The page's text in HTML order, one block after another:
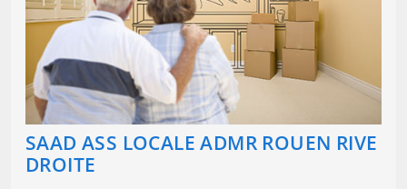
SAAD ASS LOCALE ADMR ROUEN RIVE
DROITE